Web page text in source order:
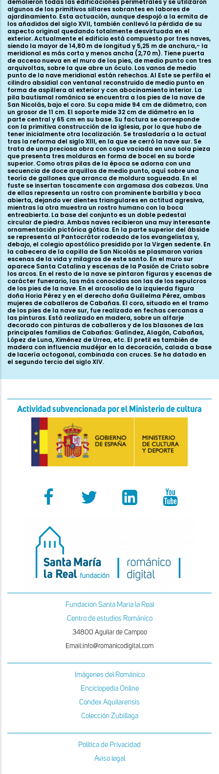
Actividad subvencionada por el Ministerio de cultura
Fundacion Santa Maria la Real
Centro de estudios Románico
34800 Aguilar de Campoo
Email:info@romanicodigital.com
Imágenes del Románico
Enciclopedia Online
Condex Aquilarensis
Colección Zubillaga
Política de Privacidad
Aviso legal